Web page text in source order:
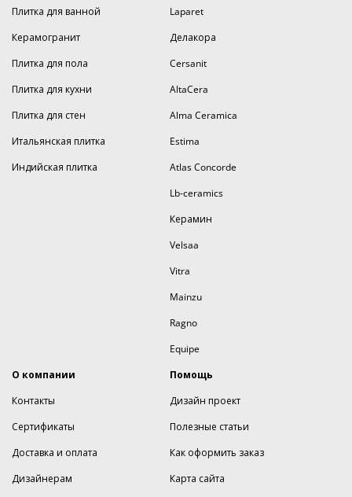
Плитка для ванной
Керамогранит
Плитка для пола
Плитка для кухни
Плитка для стен
Итальянская плитка
Индийская плитка
Laparet
Делакора
Cersanit
AltaCera
Alma Ceramica
Estima
Atlas Concorde
Lb-ceramics
Керамин
Velsaa
Vitra
Mainzu
Ragno
Equipe
О компании
Контакты
Сертификаты
Доставка и оплата
Дизайнерам
Помощь
Дизайн проект
Полезные статьи
Как оформить заказ
Карта сайта